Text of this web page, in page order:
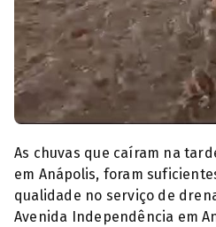
As chuvas que caíram na
em Anápolis, foram
qualidade no serviço de
Avenida Independência em